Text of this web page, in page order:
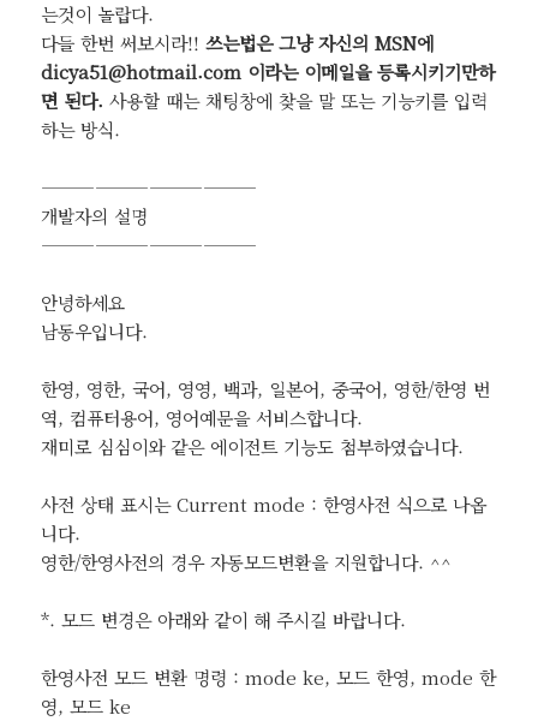
는것이 놀랍다.
다들 한번 써보시라!!쓰는법은 그냥 자신의 MSN에
dicya51@hotmail.com 이라는 이메일을 등록시키기만하
면 된다. 사용할 때는 채팅창에 찾을 말 또는 기능키를 입력
하는 방식.
————————————
개발자의 설명
————————————
안녕하세요
남동우입니다.
한영, 영한, 국어, 영영, 백과, 일본어, 중국어, 영한/한영 번
역, 컴퓨터용어, 영어예문을 서비스합니다.
재미로 심심이와 같은 에이전트 기능도 첨부하였습니다.
사전 상태 표시는 Current mode : 한영사전 식으로 나옵
니다.
영한/한영사전의 경우 자동모드변환을 지원합니다. ^^
*. 모드 변경은 아래와 같이 해 주시길 바랍니다.
한영사전 모드 변환 명령 : mode ke, 모드 한영, mode 한
영, 모드 ke